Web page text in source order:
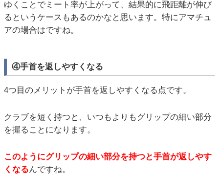
ゆくことでミート率が上がって、結果的に飛距離が伸び
るというケースもあるのかなと思います。特にアマチュ
アの場合はですね。
④手首を返しやすくなる
4つ目のメリットが手首を返しやすくなる点です。
クラブを短く持つと、いつもよりもグリップの細い部分
を握ることになります。
このようにグリップの細い部分を持つと手首が返しやす
くなるんですね。